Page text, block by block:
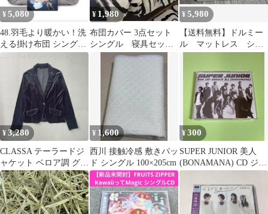
¥ 5,080
48.羽毛より暖かい！洗
える掛け布団 シングル
宇宙服素材 爆暖 グレー
抗菌防臭
¥ 1,980
布団カバー 3点セット
シングル 寝具セット
まくら 敷布団 洗え
る 新生活
¥5,980
【送料無料】ドルミー
ル マットレス シン
¥3,280
CLASSA テーラードジ
ャケット ベロア調 グレ
ー 1つボタン 秋冬
¥ 1,600
西川 接触冷感 敷きパッ
ド シングル 100×205cm
¥300
SUPER JUNIOR 美人
(BONAMANA) CD ジャ
ケカ／シンドン